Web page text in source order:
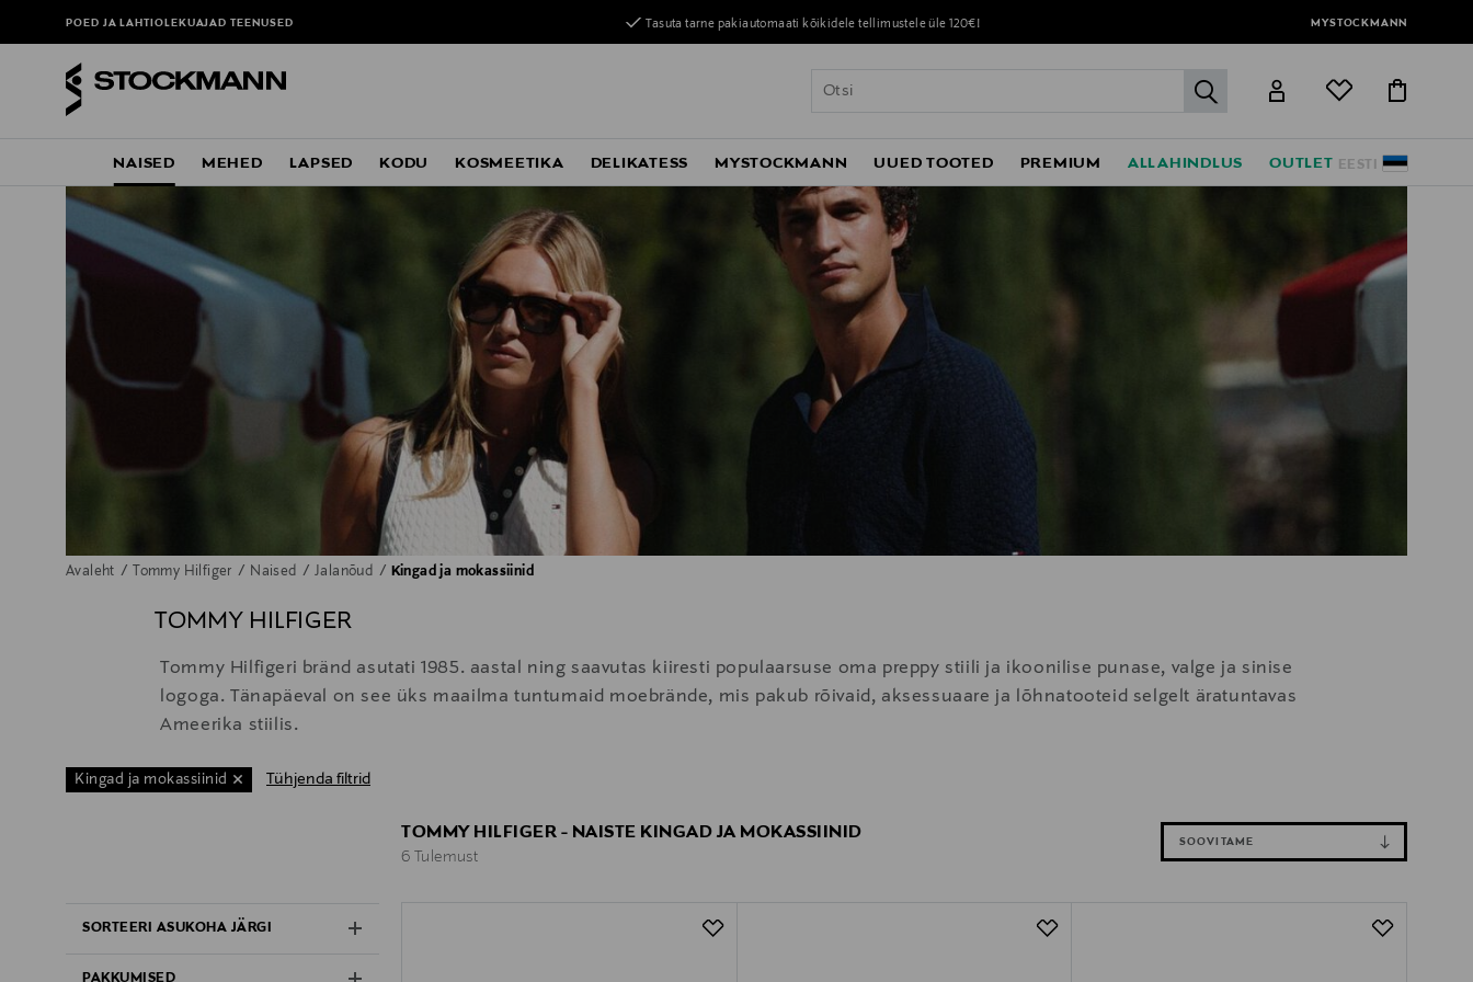
POED JA LAHTIOLEKUAJADTEENUSED Tasuta tarne pakiautomaati kõikidele tellimustele üle 120€! MYSTOCKMANN
label.header.go
EESTI
NAISED MEHED LAPSED KODU KOSMEETIKA DELIKATESS MYSTOCKMANN UUED TOOTED PREMIUM ALLAHINDLUS OUTLET
Avaleht Tommy Hilfiger Naised Jalanõud Kingad ja mokassiinid
TOMMY HILFIGER
Tommy Hilfigeri bränd asutati 1985. aastal ning saavutas kiiresti populaarsuse oma preppy stiili ja ikoonilise punase, valge ja sinise
logoga. Tänapäeval on see üks maailma tuntumaid moebrände, mis pakub rõivaid, aksessuaare ja lõhnatooteid selgelt äratuntavas
Ameerika stiilis.
Kingad ja mokassiinid Tühjenda filtrid
SORTEERI ASUKOHA JÄRGI
TOMMY HILFIGER - NAISTE KINGAD JA MOKASSIINID
6 Tulemust
SOOVITAME